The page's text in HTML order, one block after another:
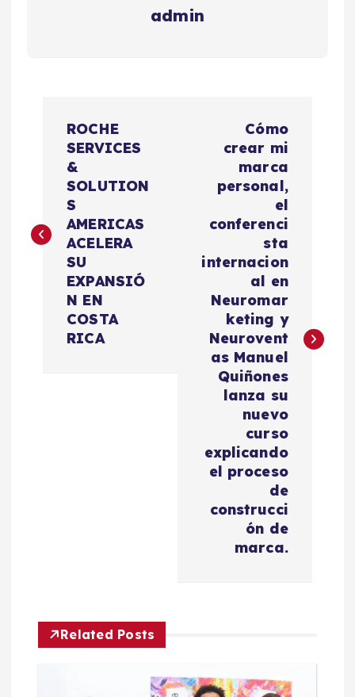
admin
e
n
t
ROCHE
SERVICES
&
SOLUTION
S
AMERICAS
ACELERA
SU
EXPANSIÓ
N EN
COSTA
RICA
Cómo
crear mi
marca
personal,
el
conferenci
sta
internacion
al en
Neuromar
keting y
Neurovent
as Manuel
Quiñones
lanza su
nuevo
curso
explicando
el proceso
de
construcci
ón de
marca.
Related Posts